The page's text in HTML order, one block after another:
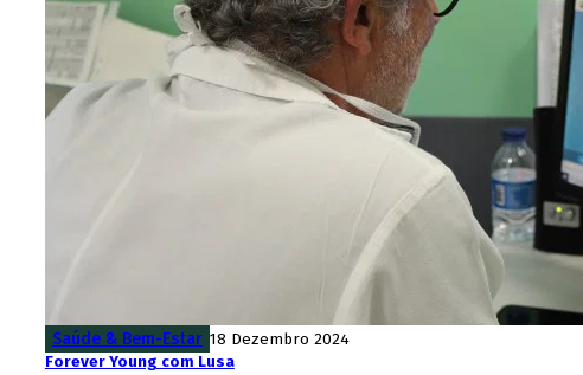
Saúde & Bem-Estar 18 Dezembro 2024
Forever Young com Lusa